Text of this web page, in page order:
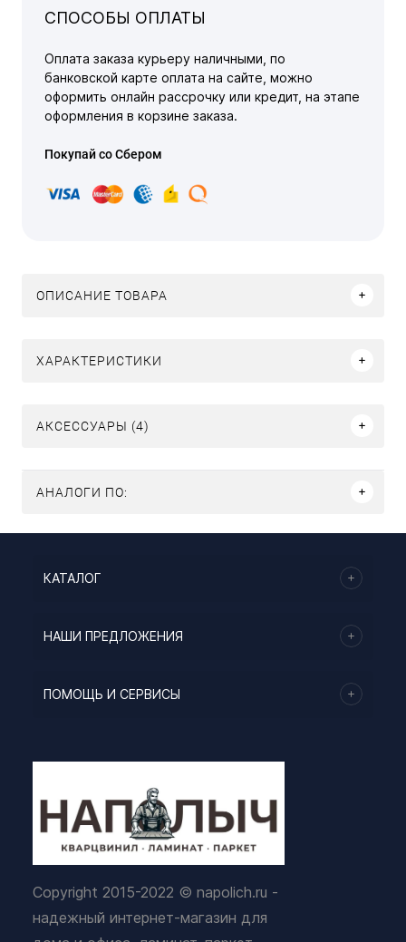
СПОСОБЫ ОПЛАТЫ
Оплата заказа курьеру наличными, по
банковской карте оплата на сайте, можно
оформить онлайн рассрочку или кредит, на этапе
оформления в корзине заказа.
Покупай со Сбером
ОПИСАНИЕ ТОВАРА
ХАРАКТЕРИСТИКИ
АКСЕССУАРЫ (4)
АНАЛОГИ ПО:
КАТАЛОГ
НАШИ ПРЕДЛОЖЕНИЯ
ПОМОЩЬ И СЕРВИСЫ
Copyright 2015-2022 © napolich.ru -
надежный интернет-магазин для